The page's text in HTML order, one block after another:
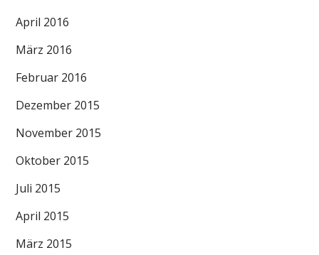
April 2016
März 2016
Februar 2016
Dezember 2015
November 2015
Oktober 2015
Juli 2015
April 2015
März 2015